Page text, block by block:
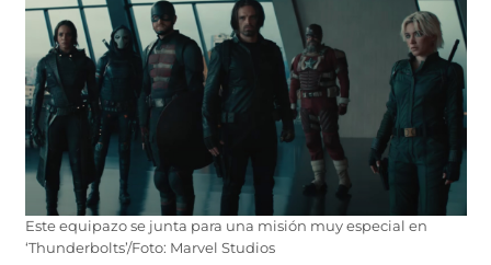
Este equipazo se junta para una misión muy especial en
‘Thunderbolts’/Foto: Marvel Studios